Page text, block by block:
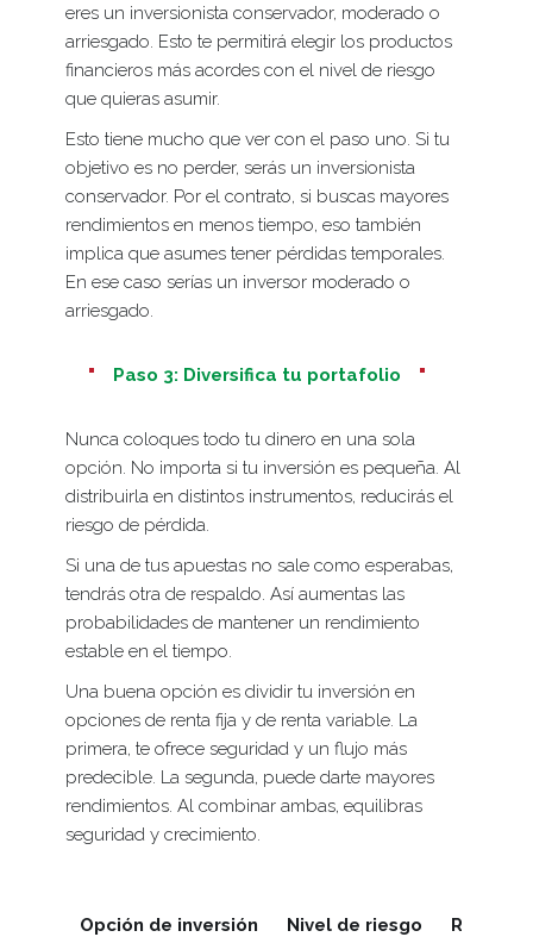
eres un inversionista conservador, moderado o
arriesgado. Esto te permitirá elegir los productos
financieros más acordes con el nivel de riesgo
que quieras asumir.
Esto tiene mucho que ver con el paso uno. Si tu
objetivo es no perder, serás un inversionista
conservador. Por el contrato, si buscas mayores
rendimientos en menos tiempo, eso también
implica que asumes tener pérdidas temporales.
En ese caso serías un inversor moderado o
arriesgado.
Paso 3: Diversifica tu portafolio
Nunca coloques todo tu dinero en una sola
opción. No importa si tu inversión es pequeña. Al
distribuirla en distintos instrumentos, reducirás el
riesgo de pérdida.
Si una de tus apuestas no sale como esperabas,
tendrás otra de respaldo. Así aumentas las
probabilidades de mantener un rendimiento
estable en el tiempo.
Una buena opción es dividir tu inversión en
opciones de renta fija y de renta variable. La
primera, te ofrece seguridad y un flujo más
predecible. La segunda, puede darte mayores
rendimientos. Al combinar ambas, equilibras
seguridad y crecimiento.
Opción de inversión Nivel de riesgo